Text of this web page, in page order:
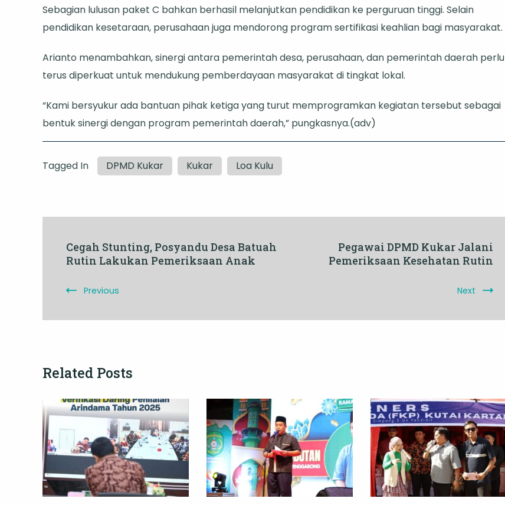
Sebagian lulusan paket C bahkan berhasil melanjutkan pendidikan ke perguruan tinggi. Selain
pendidikan kesetaraan, perusahaan juga mendorong program sertifikasi keahlian bagi masyarakat.
Arianto menambahkan, sinergi antara pemerintah desa, perusahaan, dan pemerintah daerah perlu
terus diperkuat untuk mendukung pemberdayaan masyarakat di tingkat lokal.
“Kami bersyukur ada bantuan pihak ketiga yang turut memprogramkan kegiatan tersebut sebagai
bentuk sinergi dengan program pemerintah daerah,” pungkasnya.(adv)
Tagged In DPMD Kukar Kukar Loa Kulu
Post
Navigation
Cegah Stunting, Posyandu Desa Batuah
Rutin Lakukan Pemeriksaan Anak
Previous
Pegawai DPMD Kukar Jalani
Pemeriksaan Kesehatan Rutin
Next
Related Posts